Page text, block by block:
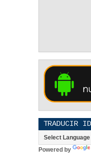
TRADUCIR
Powered by